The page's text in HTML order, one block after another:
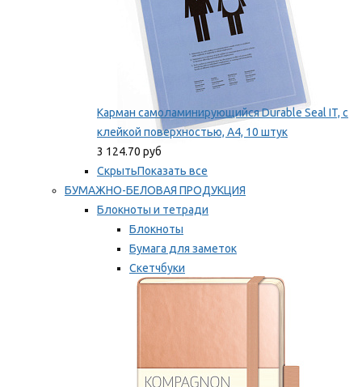
Карман самоламинирующийся Durable Seal IT, с
клейкой поверхностью, A4, 10 штук
3 124.70 руб
СкрытьПоказать все
БУМАЖНО-БЕЛОВАЯ ПРОДУКЦИЯ
Блокноты и тетради
Блокноты
Бумага для заметок
Скетчбуки
Тетради